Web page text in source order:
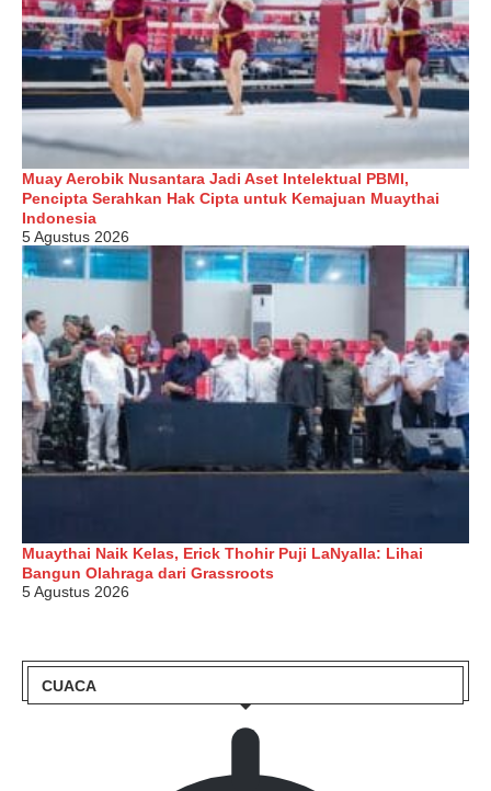
Muay Aerobik Nusantara Jadi Aset Intelektual PBMI,
Pencipta Serahkan Hak Cipta untuk Kemajuan Muaythai
Indonesia
5 Agustus 2026
Muaythai Naik Kelas, Erick Thohir Puji LaNyalla: Lihai
Bangun Olahraga dari Grassroots
5 Agustus 2026
CUACA